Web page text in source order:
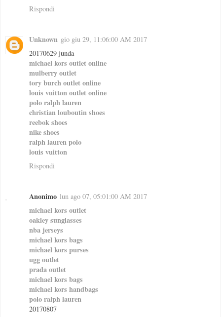
Rispondi
Unknown gio giu 29, 11:06:00 AM 2017
20170629 junda
michael kors outlet online
mulberry outlet
tory burch outlet online
louis vuitton outlet online
polo ralph lauren
christian louboutin shoes
reebok shoes
nike shoes
ralph lauren polo
louis vuitton
Rispondi
Anonimo lun ago 07, 05:01:00 AM 2017
michael kors outlet
oakley sunglasses
nba jerseys
michael kors bags
michael kors purses
ugg outlet
prada outlet
michael kors bags
michael kors handbags
polo ralph lauren
20170807